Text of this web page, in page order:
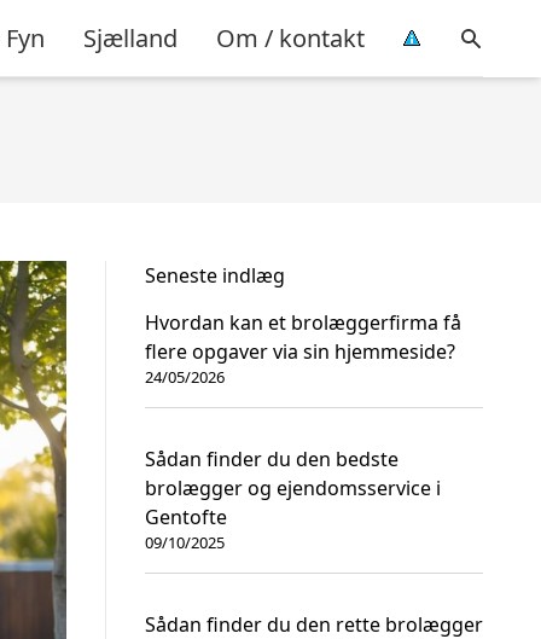
Fyn Sjælland Om / kontakt
Seneste indlæg
Hvordan kan et brolæggerfirma få
flere opgaver via sin hjemmeside?
24/05/2026
Sådan finder du den bedste
brolægger og ejendomsservice i
Gentofte
09/10/2025
Sådan finder du den rette brolægger